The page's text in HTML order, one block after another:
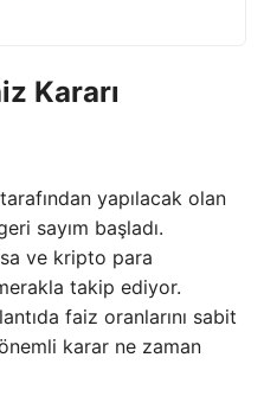
Kararı
yapılacak olan
sayım başladı.
ve kripto para
takip ediyor.
faiz oranlarını sabit
karar ne zaman